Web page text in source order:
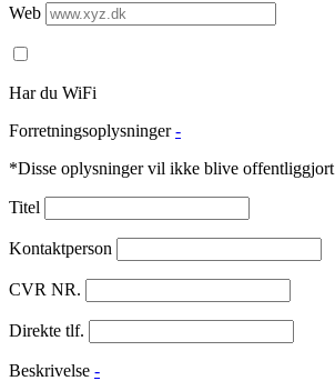
Web
Har du WiFi
Forretningsoplysninger -
*Disse oplysninger vil ikke blive offentliggjort
Titel
Kontaktperson
CVR NR.
Direkte tlf.
Beskrivelse -